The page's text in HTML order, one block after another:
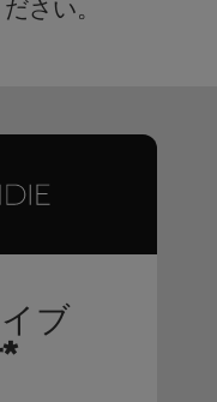
さい。
ブ